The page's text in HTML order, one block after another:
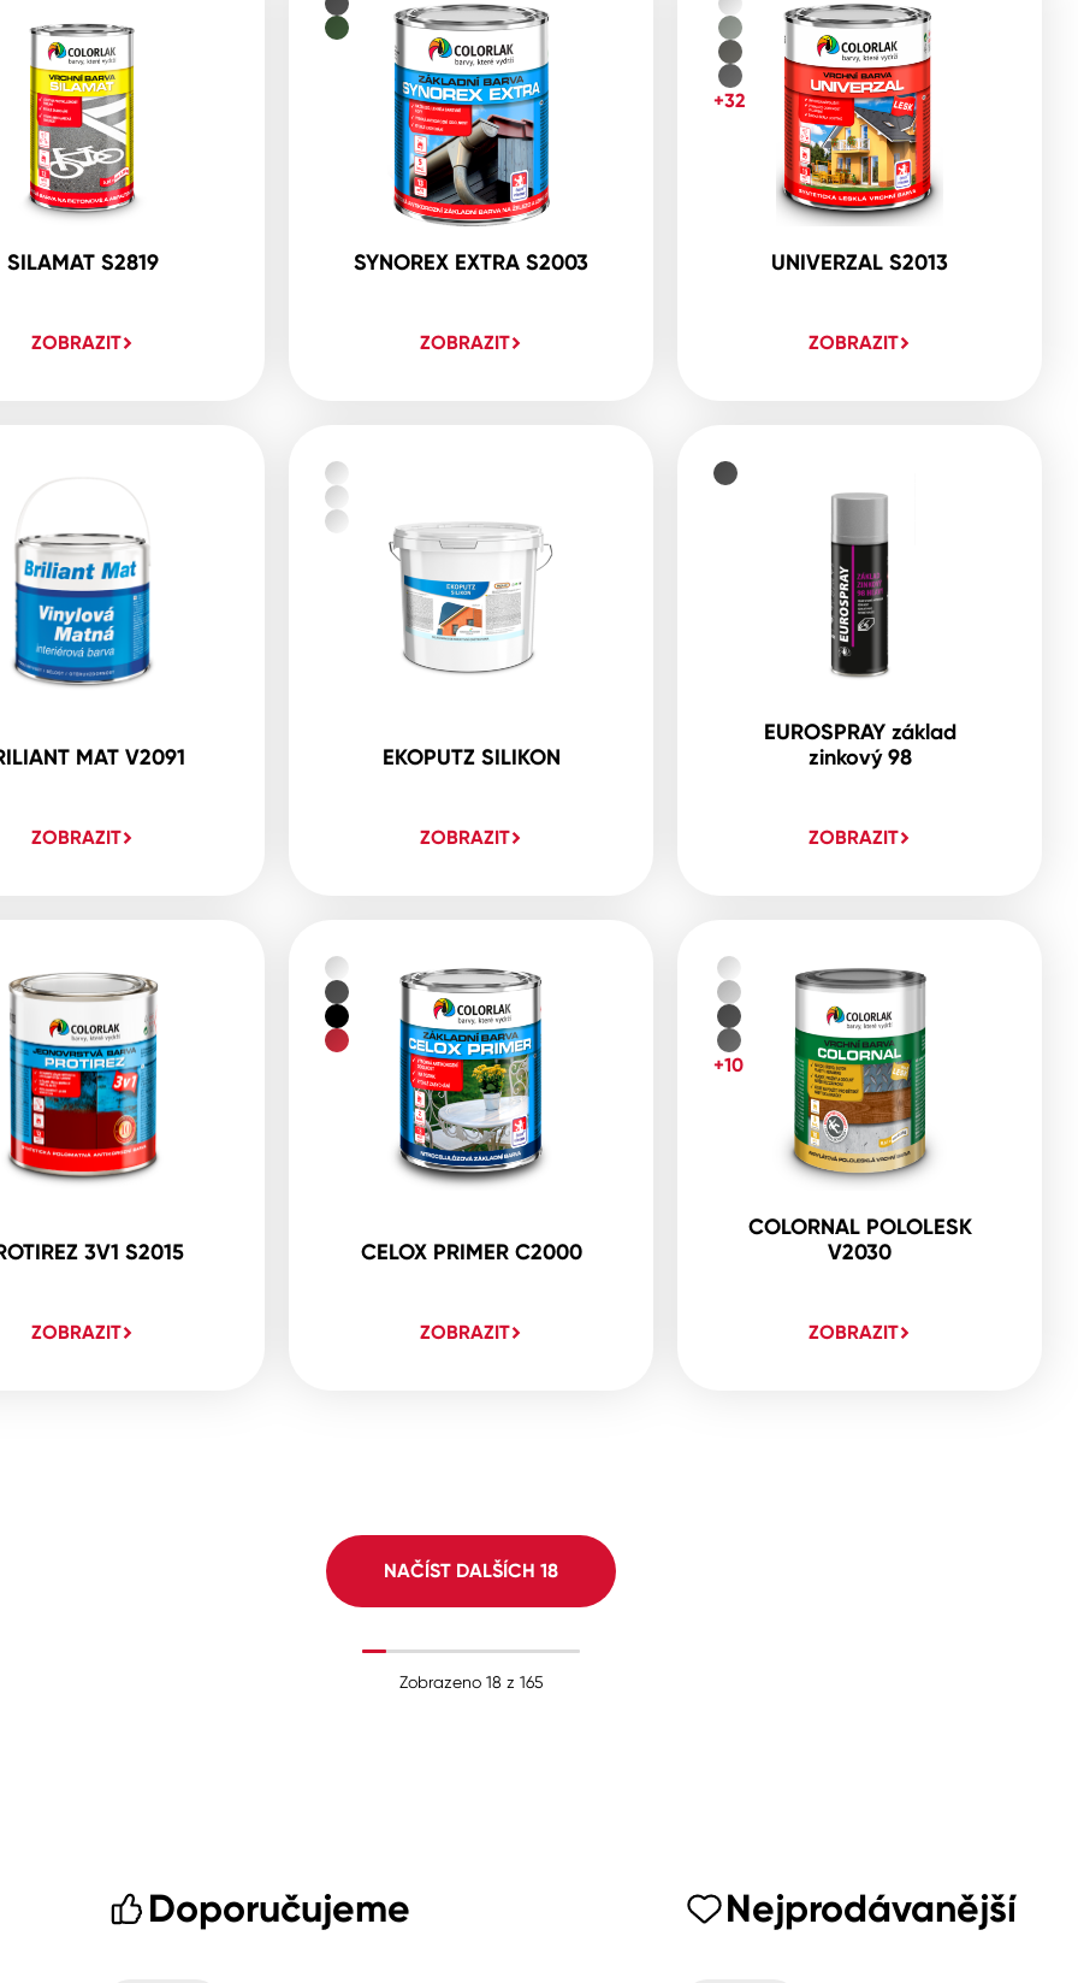
SILAMAT S2819
ZOBRAZIT
SYNOREX EXTRA S2003
ZOBRAZIT
UNIVERZAL S2013
ZOBRAZIT
+32
MAT V2091
ZOBRAZIT
EKOPUTZ SILIKON
ZOBRAZIT
EUROSPRAY základ
zinkový 98
ZOBRAZIT
3V1 S2015
ZOBRAZIT
CELOX PRIMER C2000
ZOBRAZIT
COLORNAL POLOLESK
V2030
ZOBRAZIT
+10
NAČÍST DALŠÍCH 18
Zobrazeno 18 z 165
Doporučujeme Nejprodávanější